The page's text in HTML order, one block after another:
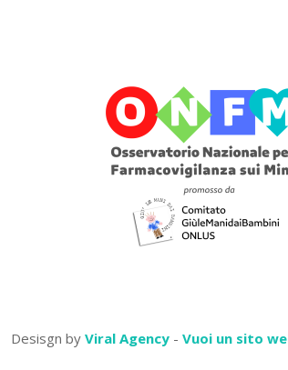
Desisgn by Viral Agency - Vuoi un sito